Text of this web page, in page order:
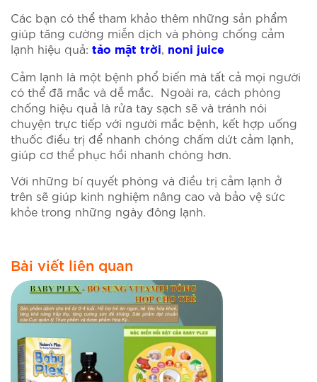
Các bạn có thể tham khảo thêm những sản phẩm
giúp tăng cường miễn dịch và phòng chống cảm
lạnh hiệu quả: tảo mặt trời, noni juice
Cảm lạnh là một bệnh phổ biến mà tất cả mọi người
có thể đã mắc và dễ mắc. Ngoài ra, cách phòng
chống hiệu quả là rửa tay sạch sẽ và tránh nói
chuyện trực tiếp với người mắc bệnh, kết hợp uống
thuốc điều trị để nhanh chóng chấm dứt cảm lạnh,
giúp cơ thể phục hồi nhanh chóng hơn.
Với những bí quyết phòng và điều trị cảm lạnh ở
trên sẽ giúp kinh nghiệm nâng cao và bảo vệ sức
khỏe trong những ngày đông lạnh.
Bài viết liên quan